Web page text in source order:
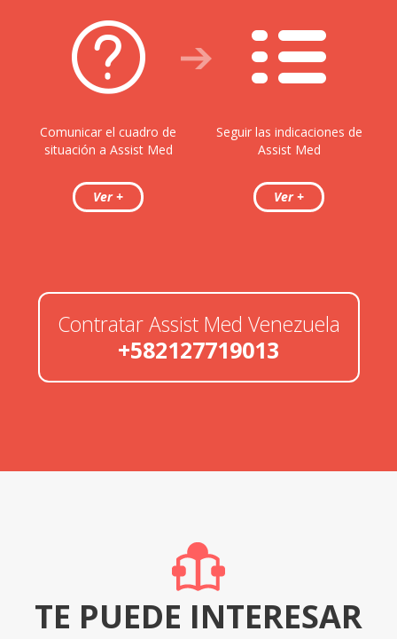
Comunicar el cuadro de
situación a Assist Med
Seguir las indicaciones de
Assist Med
Contratar Assist Med Venezuela
+582127719013
TE PUEDE INTERESAR